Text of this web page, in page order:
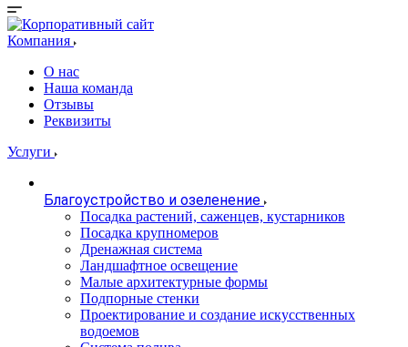
Компания
О нас
Наша команда
Отзывы
Реквизиты
Услуги
Благоустройство и озеленение
Посадка растений, саженцев, кустарников
Посадка крупномеров
Дренажная система
Ландшафтное освещение
Малые архитектурные формы
Подпорные стенки
Проектирование и создание искусственных
водоемов